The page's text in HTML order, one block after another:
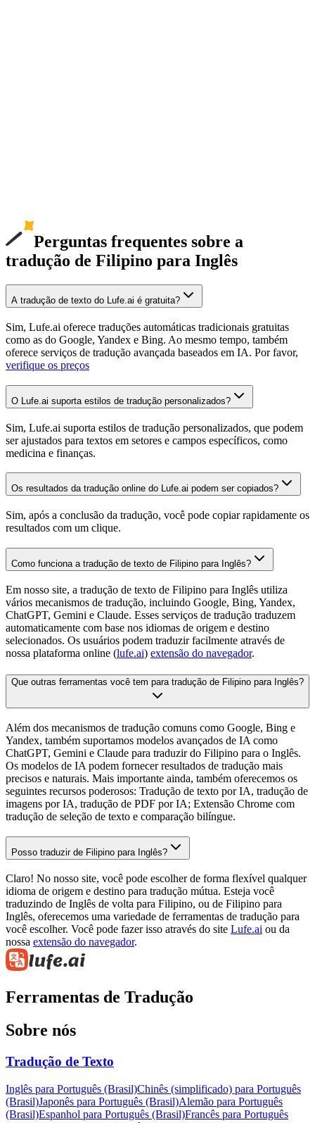
Perguntas frequentes sobre a
tradução de Filipino para Inglês
A tradução de texto do Lufe.ai é gratuita?
Sim, Lufe.ai oferece traduções automáticas tradicionais gratuitas
como as do Google, Yandex e Bing. Ao mesmo tempo, também
oferece serviços de tradução avançada baseados em IA. Por favor,
verifique os preços
O Lufe.ai suporta estilos de tradução personalizados?
Sim, Lufe.ai suporta estilos de tradução personalizados, que podem
ser ajustados para textos em setores e campos específicos, como
medicina e finanças.
Os resultados da tradução online do Lufe.ai podem ser copiados?
Sim, após a conclusão da tradução, você pode copiar rapidamente os
resultados com um clique.
Como funciona a tradução de texto de Filipino para Inglês?
Em nosso site, a tradução de texto de Filipino para Inglês utiliza
vários mecanismos de tradução, incluindo Google, Bing, Yandex,
ChatGPT, Gemini e Claude. Esses serviços de tradução traduzem
automaticamente com base nos idiomas de origem e destino
selecionados. Os usuários podem traduzir facilmente através de
nossa plataforma online (lufe.ai) extensão do navegador.
Que outras ferramentas você tem para tradução de Filipino para Inglês?
Além dos mecanismos de tradução comuns como Google, Bing e
Yandex, também suportamos modelos avançados de IA como
ChatGPT, Gemini e Claude para traduzir do Filipino para o Inglês.
Os modelos de IA podem fornecer resultados de tradução mais
precisos e naturais. Mais importante ainda, também oferecemos os
seguintes recursos poderosos: Tradução de texto por IA, tradução de
imagens por IA, tradução de PDF por IA; Extensão Chrome com
tradução de seleção de texto e comparação bilíngue.
Posso traduzir de Filipino para Inglês?
Claro! No nosso site, você pode escolher de forma flexível qualquer
idioma de origem e destino para tradução mútua. Esteja você
traduzindo de Inglês de volta para Filipino, ou de Filipino para
Inglês, oferecemos uma variedade de ferramentas de tradução para
você escolher. Você pode fazer isso através do site Lufe.ai ou da
nossa extensão do navegador.
Ferramentas de Tradução
Sobre nós
Tradução de Texto
Inglês para Português (Brasil)Chinês (simplificado) para Português
(Brasil)Japonês para Português (Brasil)Alemão para Português
(Brasil)Espanhol para Português (Brasil)Francês para Português